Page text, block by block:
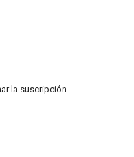
la suscripción.